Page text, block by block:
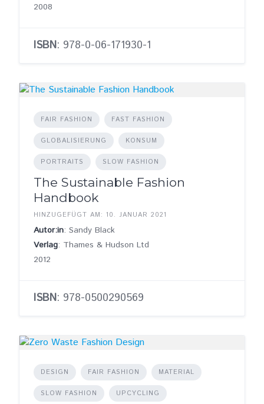
2008
ISBN: 978-0-06-171930-1
FAIR FASHION FAST FASHION
GLOBALISIERUNG KONSUM
PORTRAITS SLOW FASHION
The Sustainable Fashion
Handbook
HINZUGEFÜGT AM: 10. JANUAR 2021
Autor:in: Sandy Black
Verlag: Thames & Hudson Ltd
2012
ISBN: 978-0500290569
DESIGN FAIR FASHION MATERIAL
SLOW FASHION UPCYCLING